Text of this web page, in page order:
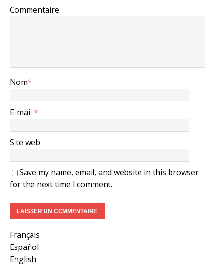
Commentaire
Nom*
E-mail *
Site web
Save my name, email, and website in this browser
for the next time I comment.
Français
Español
English